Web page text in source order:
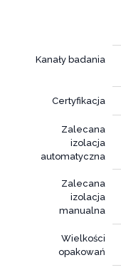
Kanały badania
Certyfikacja
Zalecana
izolacja
automatyczna
Zalecana
izolacja
manualna
Wielkości
opakowań